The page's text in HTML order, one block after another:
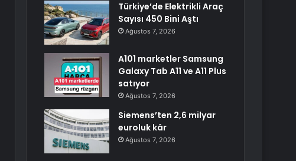
Türkiye’de Elektrikli Araç
Sayısı 450 Bini Aştı
Ağustos 7, 2026
A101 marketler Samsung
Galaxy Tab A11 ve A11 Plus
satıyor
Ağustos 7, 2026
Siemens’ten 2,6 milyar
euroluk kâr
Ağustos 7, 2026